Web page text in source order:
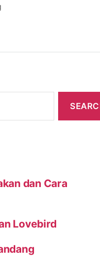
dan Cara
Lovebird